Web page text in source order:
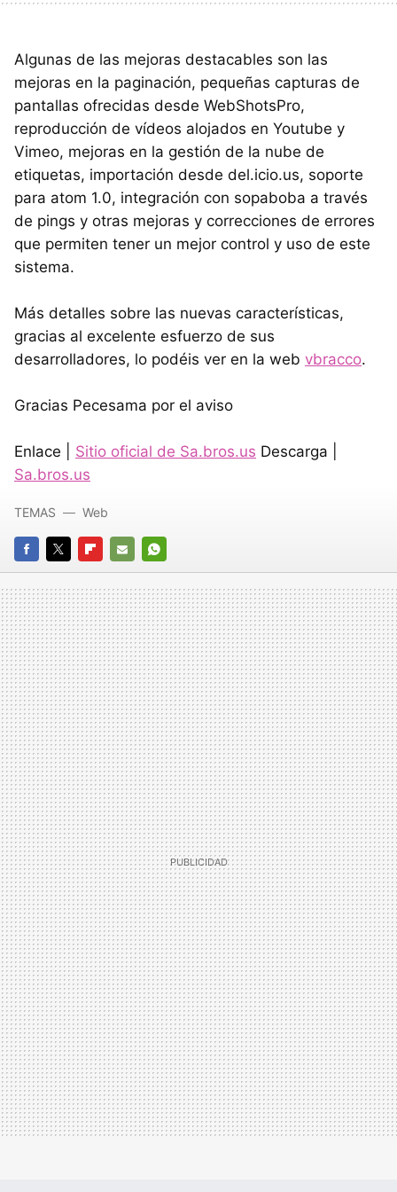
Algunas de las mejoras destacables son las
mejoras en la paginación, pequeñas capturas de
pantallas ofrecidas desde WebShotsPro,
reproducción de vídeos alojados en Youtube y
Vimeo, mejoras en la gestión de la nube de
etiquetas, importación desde del.icio.us, soporte
para atom 1.0, integración con sopaboba a través
de pings y otras mejoras y correcciones de errores
que permiten tener un mejor control y uso de este
sistema.
Más detalles sobre las nuevas características,
gracias al excelente esfuerzo de sus
desarrolladores, lo podéis ver en la web vbracco.
Gracias Pecesama por el aviso
Enlace | Sitio oficial de Sa.bros.us Descarga |
Sa.bros.us
FACEBOOK
TWITTERFLIPBOARD
E-
MAIL
WHATSAPP
TEMAS Web